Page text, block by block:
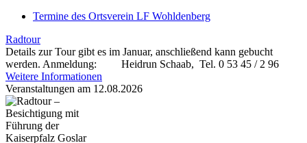
Termine des Ortsverein LF Wohldenberg
Radtour
Details zur Tour gibt es im Januar, anschließend kann gebucht
werden. Anmeldung: Heidrun Schaab, Tel. 0 53 45 / 2 96
Weitere Informationen
Veranstaltungen am 12.08.2026